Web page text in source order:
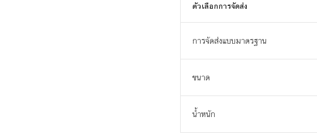
ตัวเลือกการจัดส่ง
การจัดส่งแบบมาตรฐาน
ขนาด
น้ำหนัก